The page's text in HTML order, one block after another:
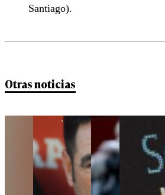
Santiago).
Otras noticias